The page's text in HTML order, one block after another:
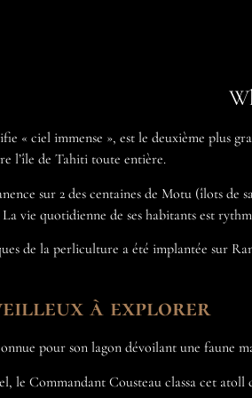
« ciel immense », est le deuxième plus
l’île de Tahiti toute entière.
sur 2 des centaines de Motu (îlots
vie quotidienne de ses habitants est
de la perliculture a été implantée sur
à explorer
pour son lagon dévoilant une faune
le Commandant Cousteau classa cet